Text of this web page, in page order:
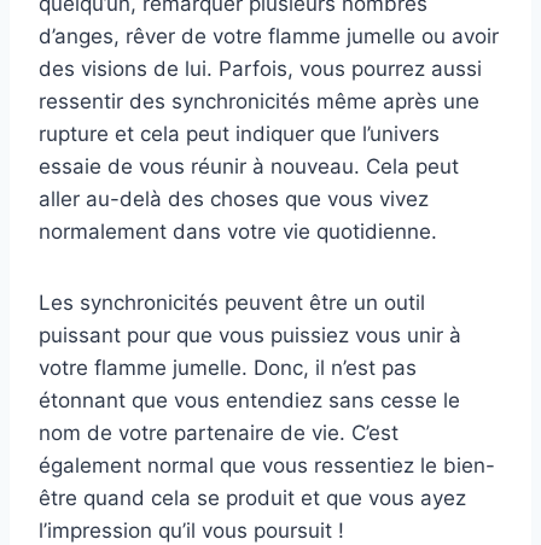
d’anges, rêver de votre flamme jumelle ou avoir
des visions de lui. Parfois, vous pourrez aussi
ressentir des synchronicités même après une
rupture et cela peut indiquer que l’univers
essaie de vous réunir à nouveau. Cela peut
aller au-delà des choses que vous vivez
normalement dans votre vie quotidienne.
Les synchronicités peuvent être un outil
puissant pour que vous puissiez vous unir à
votre flamme jumelle. Donc, il n’est pas
étonnant que vous entendiez sans cesse le
nom de votre partenaire de vie. C’est
également normal que vous ressentiez le bien-
être quand cela se produit et que vous ayez
l’impression qu’il vous poursuit !